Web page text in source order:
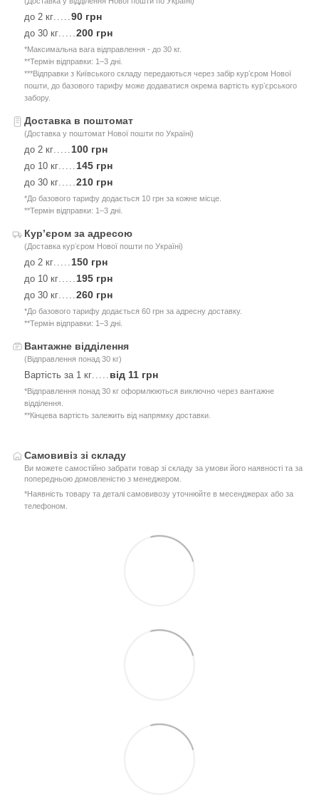
до 2 кг.....90 грн
до 30 кг.....200 грн
*Максимальна вага відправлення - до 30 кг.
**Термін відправки: 1–3 дні.
***Відправки з Київського складу передаються через забір курʼєром Нової
пошти, до базового тарифу може додаватися окрема вартість курʼєрського
забору.
Доставка в поштомат
(Доставка у поштомат Нової пошти по Україні)
до 2 кг..... 100 грн
до 10 кг..... 145 грн
до 30 кг.....210 грн
*До базового тарифу додається 10 грн за кожне місце.
**Термін відправки: 1–3 дні.
Курʼєром за адресою
(Доставка курʼєром Нової пошти по Україні)
до 2 кг..... 150 грн
до 10 кг..... 195 грн
до 30 кг.....260 грн
*До базового тарифу додається 60 грн за адресну доставку.
**Термін відправки: 1–3 дні.
Вантажне відділення
(Відправлення понад 30 кг)
Вартість за 1 кг..... від 11 грн
*Відправлення понад 30 кг оформлюються виключно через вантажне
відділення.
**Кінцева вартість залежить від напрямку доставки.
Самовивіз зі складу
Ви можете самостійно забрати товар зі складу за умови його наявності та за
попередньою домовленістю з менеджером.
*Наявність товару та деталі самовивозу уточнюйте в месенджерах або за
телефоном.